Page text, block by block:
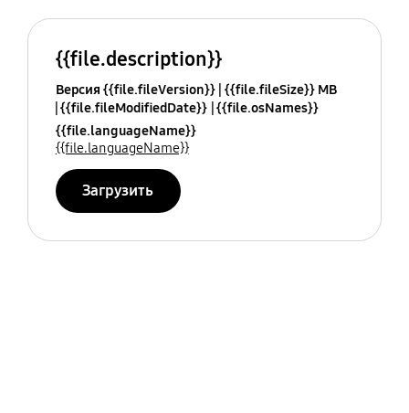
{{file.description}}
Версия {{file.fileVersion}} {{file.fileSize}} MB
{{file.fileModifiedDate}} {{file.osNames}}
{{file.languageName}}
{{file.languageName}}
Загрузить